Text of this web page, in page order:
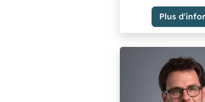
Plus
Adjoint de Rouen
Membre du